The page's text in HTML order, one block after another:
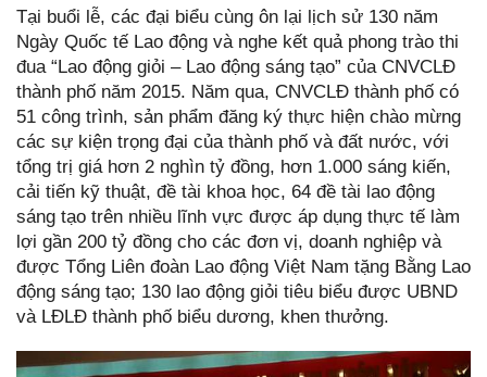
Tại buổi lễ, các đại biểu cùng ôn lại lịch sử 130 năm
Ngày Quốc tế Lao động và nghe kết quả phong trào thi
đua “Lao động giỏi – Lao động sáng tạo” của CNVCLĐ
thành phố năm 2015. Năm qua, CNVCLĐ thành phố có
51 công trình, sản phẩm đăng ký thực hiện chào mừng
các sự kiện trọng đại của thành phố và đất nước, với
tổng trị giá hơn 2 nghìn tỷ đồng, hơn 1.000 sáng kiến,
cải tiến kỹ thuật, đề tài khoa học, 64 đề tài lao động
sáng tạo trên nhiều lĩnh vực được áp dụng thực tế làm
lợi gần 200 tỷ đồng cho các đơn vị, doanh nghiệp và
được Tổng Liên đoàn Lao động Việt Nam tặng Bằng Lao
động sáng tạo; 130 lao động giỏi tiêu biểu được UBND
và LĐLĐ thành phố biểu dương, khen thưởng.